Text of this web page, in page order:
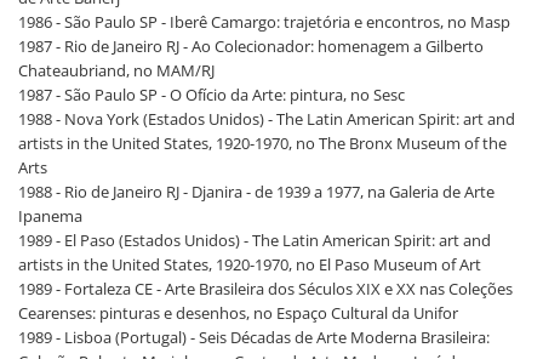
1986 - São Paulo SP - Iberê Camargo: trajetória e encontros, no Masp
1987 - Rio de Janeiro RJ - Ao Colecionador: homenagem a Gilberto
Chateaubriand, no MAM/RJ
1987 - São Paulo SP - O Ofício da Arte: pintura, no Sesc
1988 - Nova York (Estados Unidos) - The Latin American Spirit: art and
artists in the United States, 1920-1970, no The Bronx Museum of the
Arts
1988 - Rio de Janeiro RJ - Djanira - de 1939 a 1977, na Galeria de Arte
Ipanema
1989 - El Paso (Estados Unidos) - The Latin American Spirit: art and
artists in the United States, 1920-1970, no El Paso Museum of Art
1989 - Fortaleza CE - Arte Brasileira dos Séculos XIX e XX nas Coleções
Cearenses: pinturas e desenhos, no Espaço Cultural da Unifor
1989 - Lisboa (Portugal) - Seis Décadas de Arte Moderna Brasileira: